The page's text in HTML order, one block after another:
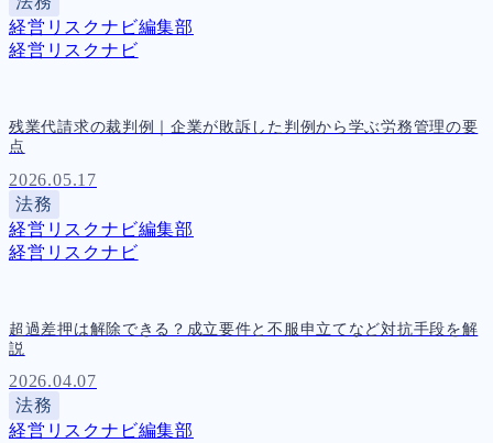
経営リスクナビ編集部
経営リスクナビ
残業代請求の裁判例｜企業が敗訴した判例から学ぶ労務管理の要
点
2026.05.17
法務
経営リスクナビ編集部
経営リスクナビ
超過差押は解除できる？成立要件と不服申立てなど対抗手段を解
説
2026.04.07
法務
経営リスクナビ編集部